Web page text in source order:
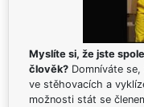
Myslíte si, že jste
člověk? Domníváte
ve stěhovacích a
možnosti stát se